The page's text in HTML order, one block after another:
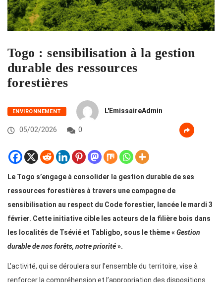
Togo : sensibilisation à la gestion
durable des ressources
forestières
ENVIRONNEMENT L'EmissaireAdmin
05/02/2026 0
Le Togo s’engage à consolider la gestion durable de ses
ressources forestières à travers une campagne de
sensibilisation au respect du Code forestier, lancée le mardi 3
février. Cette initiative cible les acteurs de la filière bois dans
les localités de Tsévié et Tabligbo, sous le thème « Gestion
durable de nos forêts, notre priorité».
L’activité, qui se déroulera sur l’ensemble du territoire, vise à
renforcer la compréhension et l’appropriation des dispositions